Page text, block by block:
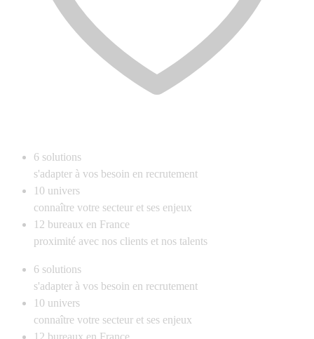
6 solutions
s'adapter à vos besoin en recrutement
10 univers
connaître votre secteur et ses enjeux
12 bureaux en France
proximité avec nos clients et nos talents
6 solutions
s'adapter à vos besoin en recrutement
10 univers
connaître votre secteur et ses enjeux